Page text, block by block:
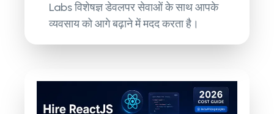
Labs विशेषज्ञ डेवलपर सेवाओं के साथ आपके
व्यवसाय को आगे बढ़ाने में मदद करता है।